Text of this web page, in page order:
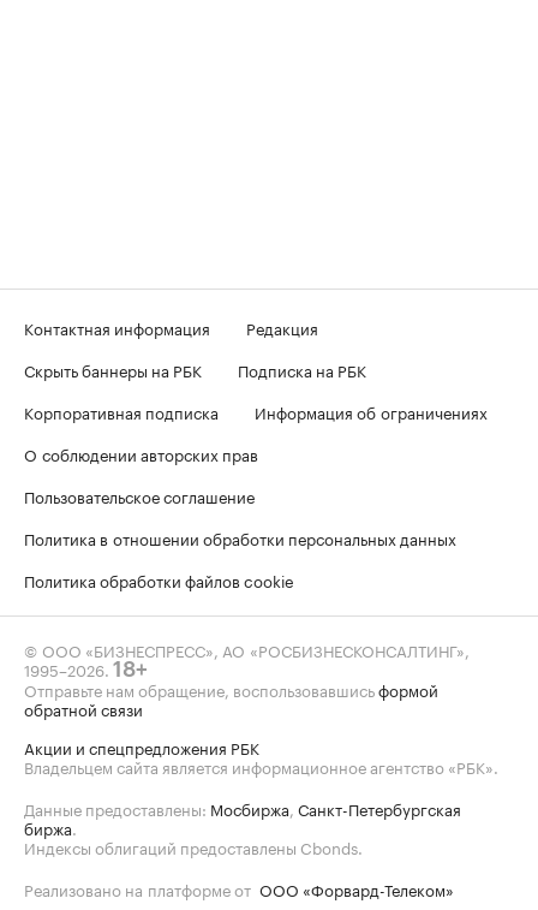
Контактная информация
Редакция
Скрыть баннеры на РБК
Подписка на РБК
Корпоративная подписка
Информация об ограничениях
О соблюдении авторских прав
Пользовательское соглашение
Политика в отношении обработки персональных данных
Политика обработки файлов cookie
© ООО «БИЗНЕСПРЕСС», АО «РОСБИЗНЕСКОНСАЛТИНГ»,
1995–2026 18+
Отправьте нам обращение, воспользовавшисьформой
обратной связи
Акции и спецпредложения РБК
Владельцем сайта является информационное агентство «РБК».
Данные предоставлены: Мосбиржа Санкт-Петербургская
биржа
Индексы облигаций предоставлены Cbonds.
Реализовано на платформе от ООО «Форвард-Телеком»